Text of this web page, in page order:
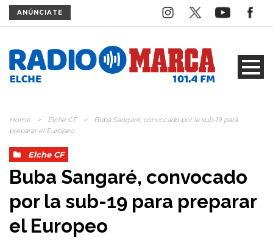
ANÚNCIATE
Home > Elche CF >
Buba Sangaré, convocado por la sub-19 para
preparar el Europeo
Elche CF
Buba Sangaré, convocado
por la sub-19 para preparar
el Europeo